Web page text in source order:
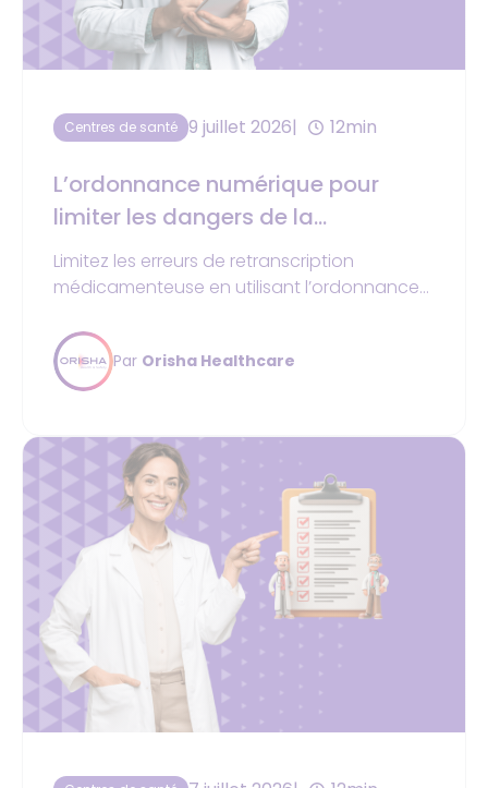
Centres de santé 9 juillet 2026 12min
L’ordonnance numérique pour
limiter les dangers de la
retranscription médicamenteuse
Limitez les erreurs de retranscription
médicamenteuse en utilisant l’ordonnance
l’ordonnance sécurisée fiabilise vos
prescriptions.
Par Orisha Healthcare